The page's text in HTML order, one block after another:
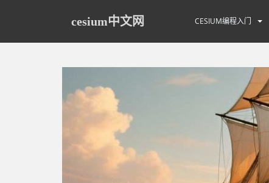
cesium中文网 CESIUM编程入门